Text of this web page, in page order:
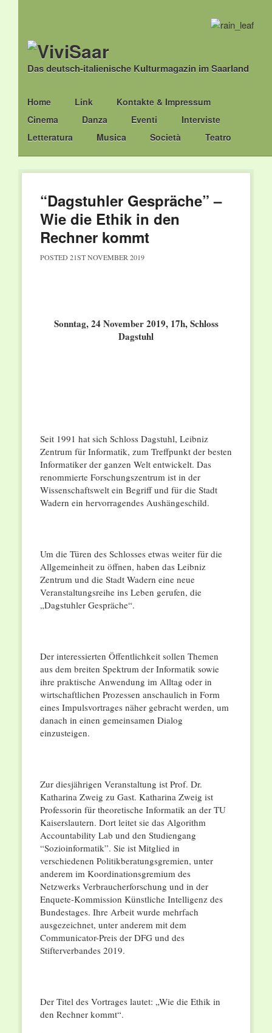
Das deutsch-italienische Kulturmagazin im Saarland
Main menu
Skip
to
content
Home Link
Kontakte & Impressum
Cinema
Danza Eventi
Interviste
Letteratura
Musica Società Teatro
“Dagstuhler Gespräche” –
Wie die Ethik in den
Rechner kommt
POSTED 21ST NOVEMBER 2019
Sonntag, 24 November 2019, 17h, Schloss
Dagstuhl
Seit 1991 hat sich Schloss Dagstuhl, Leibniz
Zentrum für Informatik, zum Treffpunkt der besten
Informatiker der ganzen Welt entwickelt. Das
renommierte Forschungszentrum ist in der
Wissenschaftswelt ein Begriff und für die Stadt
Wadern ein hervorragendes Aushängeschild.
Um die Türen des Schlosses etwas weiter für die
Allgemeinheit zu öffnen, haben das Leibniz
Zentrum und die Stadt Wadern eine neue
Veranstaltungsreihe ins Leben gerufen, die
„Dagstuhler Gespräche“.
Der interessierten Öffentlichkeit sollen Themen
aus dem breiten Spektrum der Informatik sowie
ihre praktische Anwendung im Alltag oder in
wirtschaftlichen Prozessen anschaulich in Form
eines Impulsvortrages näher gebracht werden, um
danach in einen gemeinsamen Dialog
einzusteigen.
Zur diesjährigen Veranstaltung ist Prof. Dr.
Katharina Zweig zu Gast. Katharina Zweig ist
Professorin für theoretische Informatik an der TU
Kaiserslautern. Dort leitet sie das Algorithm
Accountability Lab und den Studiengang
“Sozioinformatik”. Sie ist Mitglied in
verschiedenen Politikberatungsgremien, unter
anderem im Koordinationsgremium des
Netzwerks Verbraucherforschung und in der
Enquete-Kommission Künstliche Intelligenz des
Bundestages. Ihre Arbeit wurde mehrfach
ausgezeichnet, unter anderem mit dem
Communicator-Preis der DFG und des
Stifterverbandes 2019.
Der Titel des Vortrages lautet: „Wie die Ethik in
den Rechner kommt“.